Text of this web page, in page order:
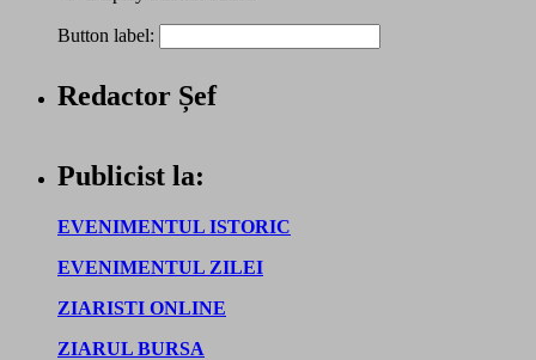
Button label:
Redactor Șef
Publicist la:
EVENIMENTUL ISTORIC
EVENIMENTUL ZILEI
ZIARISTI ONLINE
ZIARUL BURSA